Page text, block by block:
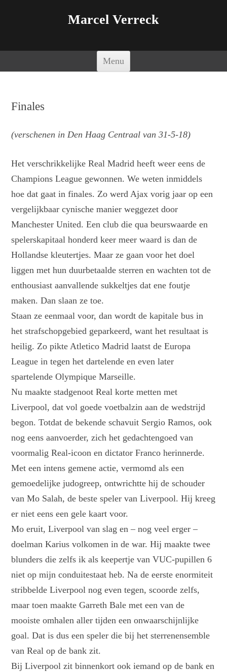
Marcel Verreck
Menu
Finales
(verschenen in Den Haag Centraal van 31-5-18)
Het verschrikkelijke Real Madrid heeft weer eens de
Champions League gewonnen. We weten inmiddels
hoe dat gaat in finales. Zo werd Ajax vorig jaar op een
vergelijkbaar cynische manier weggezet door
Manchester United. Een club die qua beurswaarde en
spelerskapitaal honderd keer meer waard is dan de
Hollandse kleutertjes. Maar ze gaan voor het doel
liggen met hun duurbetaalde sterren en wachten tot de
enthousiast aanvallende sukkeltjes dat ene foutje
maken. Dan slaan ze toe.
Staan ze eenmaal voor, dan wordt de kapitale bus in
het strafschopgebied geparkeerd, want het resultaat is
heilig. Zo pikte Atletico Madrid laatst de Europa
League in tegen het dartelende en even later
spartelende Olympique Marseille.
Nu maakte stadgenoot Real korte metten met
Liverpool, dat vol goede voetbalzin aan de wedstrijd
begon. Totdat de bekende schavuit Sergio Ramos, ook
nog eens aanvoerder, zich het gedachtengoed van
voormalig Real-icoon en dictator Franco herinnerde.
Met een intens gemene actie, vermomd als een
gemoedelijke judogreep, ontwrichtte hij de schouder
van Mo Salah, de beste speler van Liverpool. Hij kreeg
er niet eens een gele kaart voor.
Mo eruit, Liverpool van slag en – nog veel erger –
doelman Karius volkomen in de war. Hij maakte twee
blunders die zelfs ik als keepertje van VUC-pupillen 6
niet op mijn conduitestaat heb. Na de eerste enormiteit
stribbelde Liverpool nog even tegen, scoorde zelfs,
maar toen maakte Garreth Bale met een van de
mooiste omhalen aller tijden een onwaarschijnlijke
goal. Dat is dus een speler die bij het sterrenensemble
van Real op de bank zit.
Bij Liverpool zit binnenkort ook iemand op de bank en